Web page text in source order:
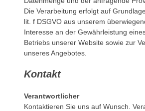
Die Verarbeitung erfolgt auf
lit. f DSGVO aus unserem
Interesse an der Gewährleistung
Betriebs unserer Website sowie zur
unseres Angebotes.
Kontakt
Verantwortlicher
Kontaktieren Sie uns auf Wunsch.